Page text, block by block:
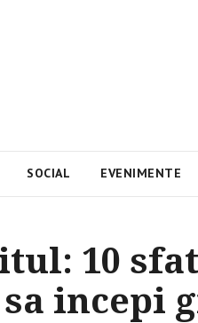
SOCIAL EVENIMENTE
10
incepi